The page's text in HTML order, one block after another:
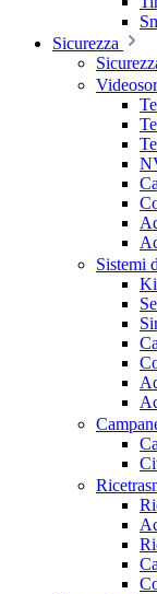
Sicurezza
Sistemi